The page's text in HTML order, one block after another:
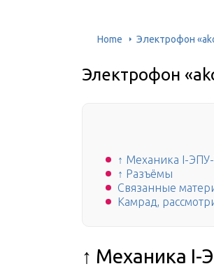
Home Электрофон
Электрофон
↑ Механика I-
↑ Разъёмы
Связанные
Камрад,
↑ Механика I-